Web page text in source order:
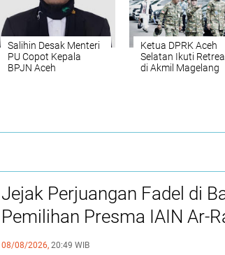
Salihin Desak Menteri
PU Copot Kepala
BPJN Aceh
Ketua DPRK Aceh
Selatan Ikuti
di Akmil Magelang
Jejak Perjuangan Fadel di
Pemilihan Presma IAIN Ar-
Poltabes hingga Putusan
08/08/2026, 20:49 WIB